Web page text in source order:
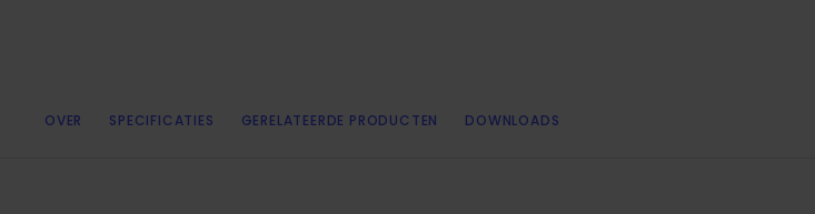
OVER SPECIFICATIES GERELATEERDE PRODUCTEN DOWNLOADS